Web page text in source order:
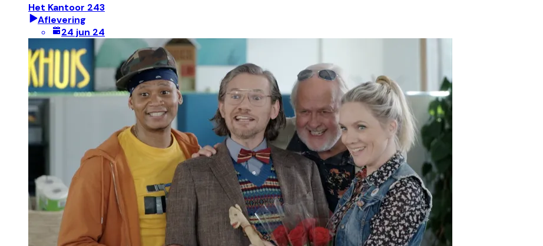
Het Kantoor 243
Aflevering
24 jun 24